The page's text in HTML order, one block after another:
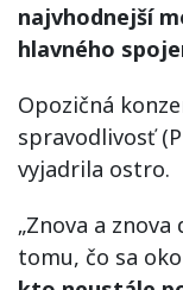
najvhodnejší
hlavného
Opozičná
spravodlivosť
vyjadrila ostro.
„Znova a
tomu, čo sa